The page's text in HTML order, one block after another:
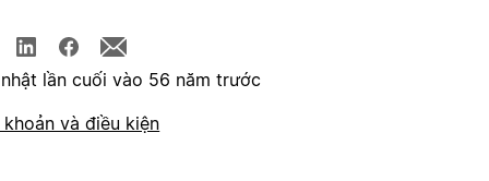
lần cuối vào 56 năm trước
và điều kiện